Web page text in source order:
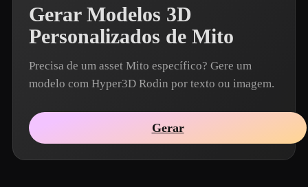
Gerar Modelos 3D
Personalizados de Mito
Precisa de um asset Mito específico? Gere um
modelo com Hyper3D Rodin por texto ou imagem.
Gerar